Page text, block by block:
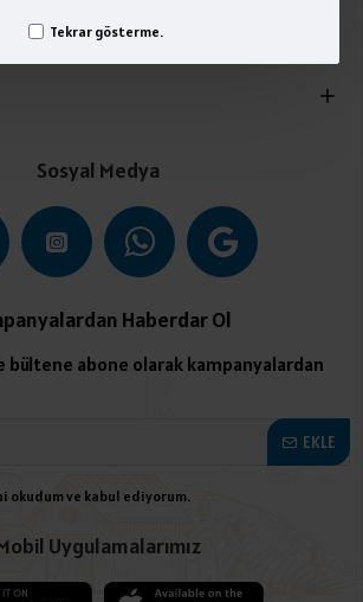
Tekrar gösterme.
Sosyal Medya
Haberdar Ol
bültene abone olarak kampanyalardan
EKLE
okudum ve kabul ediyorum.
Uygulamalarımız